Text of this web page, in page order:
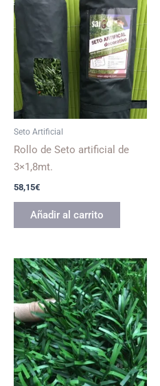
Seto Artificial
Rollo de Seto artificial de
3×1,8mt.
58,15€
Añadir al carrito